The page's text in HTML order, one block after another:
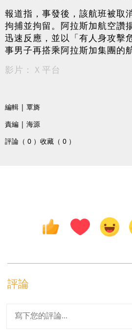
報道指，事發後，該航班被取
拘捕並拘留。阿拉斯加航空讚
迅速反應，並以「有人身攻擊
事男子再搭乘阿拉斯加集團的
影片：Ｘ平台
編輯 | 覃旖
責編 | 海源
評論（ 0 ） 收藏（ 0 ）
評論